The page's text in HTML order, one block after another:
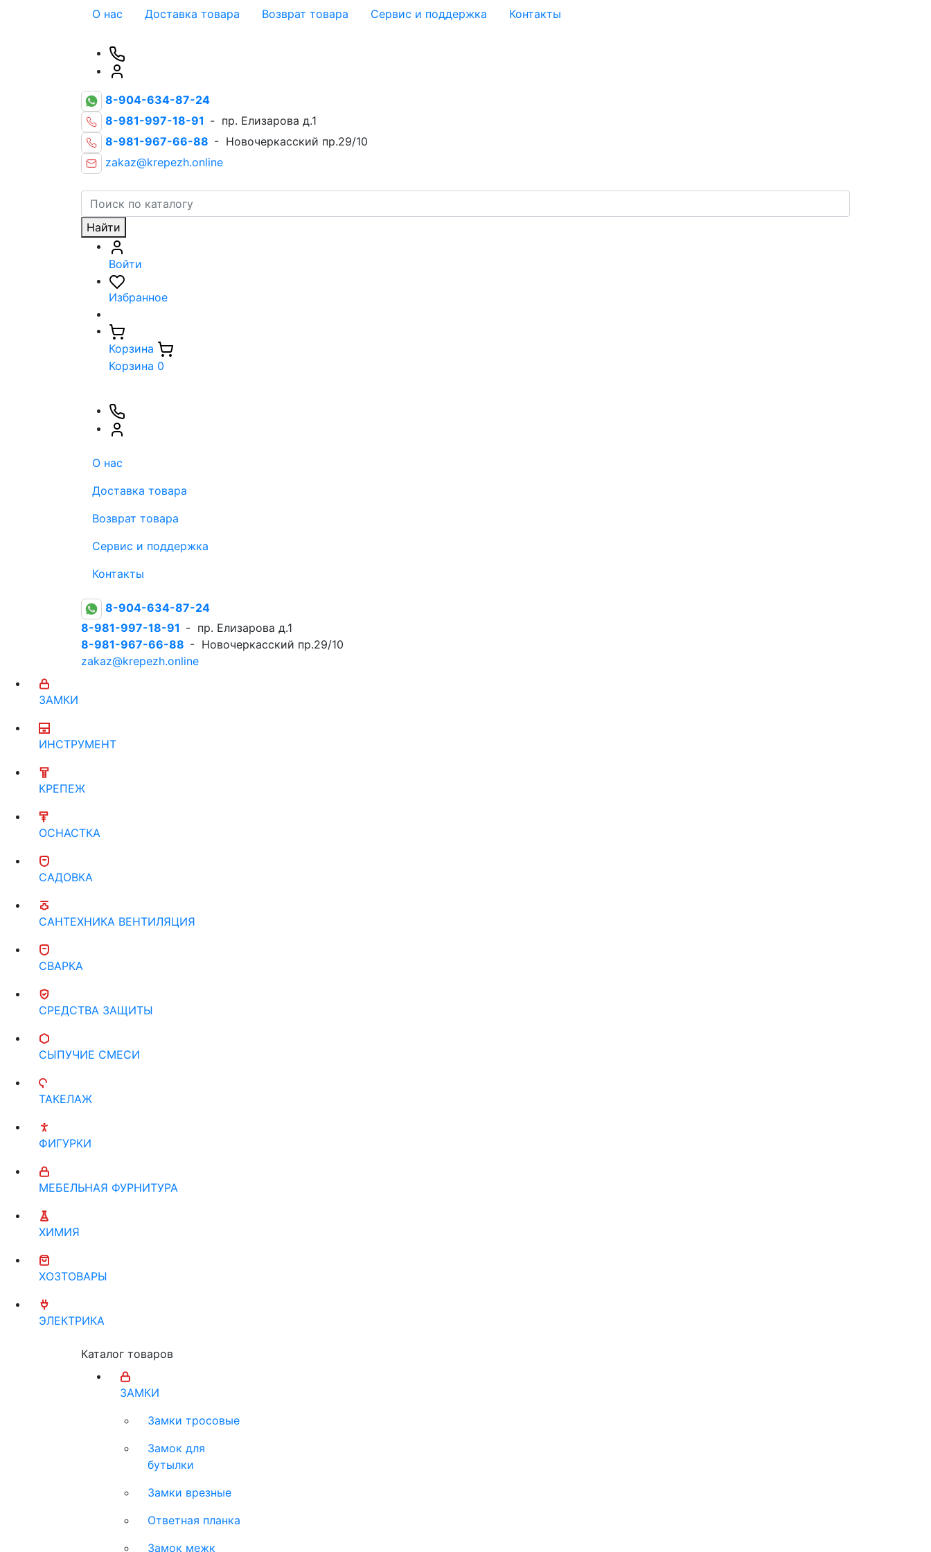
О нас Доставка товара Возврат товара Сервис и поддержка Контакты
8-904-634-87-24
8-981-997-18-91 - пр. Елизарова д.1
8-981-967-66-88 - Новочеркасский пр.29/10
zakaz@krepezh.online
Найти
Войти
Избранное
Корзина
Корзина 0
О нас
Доставка товара
Возврат товара
Сервис и поддержка
Контакты
8-904-634-87-24
8-981-997-18-91 - пр. Елизарова д.1
8-981-967-66-88 - Новочеркасский пр.29/10
zakaz@krepezh.online
ЗАМКИ
ИНСТРУМЕНТ
КРЕПЕЖ
ОСНАСТКА
САДОВКА
САНТЕХНИКА ВЕНТИЛЯЦИЯ
СВАРКА
СРЕДСТВА ЗАЩИТЫ
СЫПУЧИЕ СМЕСИ
ТАКЕЛАЖ
ФИГУРКИ
МЕБЕЛЬНАЯ ФУРНИТУРА
ХИМИЯ
ХОЗТОВАРЫ
ЭЛЕКТРИКА
Каталог товаров
ЗАМКИ
Замки тросовые
Замок для
бутылки
Замки врезные
Ответная планка
Замок межк